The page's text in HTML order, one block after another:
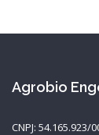
Agrobio
CNPJ: 54.165.923/